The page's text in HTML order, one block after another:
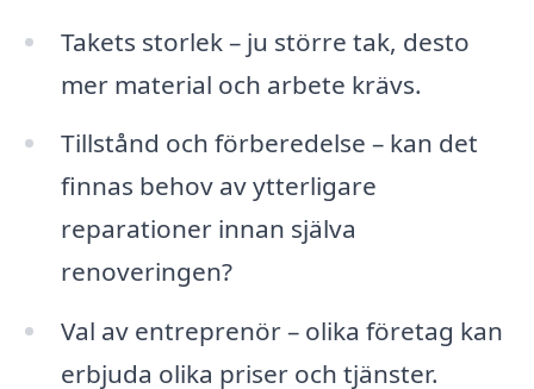
Takets storlek – ju större tak, desto
mer material och arbete krävs.
Tillstånd och förberedelse – kan det
finnas behov av ytterligare
reparationer innan själva
renoveringen?
Val av entreprenör – olika företag kan
erbjuda olika priser och tjänster.